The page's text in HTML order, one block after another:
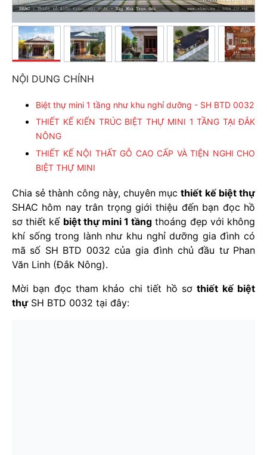
NỘI DUNG CHÍNH
Biệt thự mini 1 tầng như khu nghỉ dưỡng - SH BTD 0032
THIẾT KẾ KIẾN TRÚC BIỆT THỰ MINI 1 TẦNG TẠI ĐẮK
NÔNG
THIẾT KẾ NỘI THẤT GỖ CAO CẤP VÀ TIỆN NGHI CHO
BIỆT THỰ MINI
Chia sẻ thành công này, chuyên mụcthiết kế biệt thự
SHAC hôm nay trân trọng giới thiệu đến bạn đọc hồ
sơ thiết kế biệt thự mini 1 tầng thoáng đẹp với không
khí sống trong lành như khu nghỉ dưỡng gia đình có
mã số SH BTD 0032 của gia đình chủ đầu tư Phan
Văn Linh (Đắk Nông).
Mời bạn đọc tham khảo chi tiết hồ sơthiết kế biệt
thựSH BTD 0032 tại đây: